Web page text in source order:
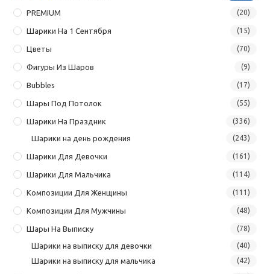
PREMIUM (20)
Шарики На 1 Сентября (15)
Цветы (70)
Фигуры Из Шаров (9)
Bubbles (17)
Шары Под Потолок (55)
Шарики На Праздник (336)
Шарики на день рождения (243)
Шарики Для Девочки (161)
Шарики Для Мальчика (114)
Композиции Для Женщины (111)
Композиции Для Мужчины (48)
Шары На Выписку (78)
Шарики на выписку для девочки (40)
Шарики на выписку для мальчика (42)